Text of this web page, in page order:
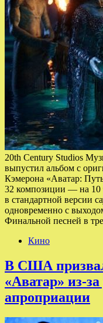
20th Century Studios
выпустил альбом с
Кэмерона «Аватар:
32 композиции — на 10
в стандартной версии
одновременно с
Финальной песней в
Кино
В США
«Аватар» из-
апроприации